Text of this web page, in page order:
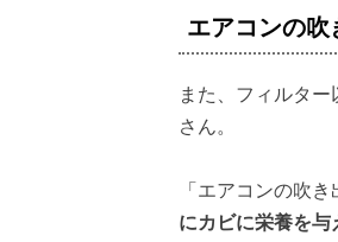
エアコンの吹
また、フィルタ
さん。
「エアコンの吹
にカビに栄養を